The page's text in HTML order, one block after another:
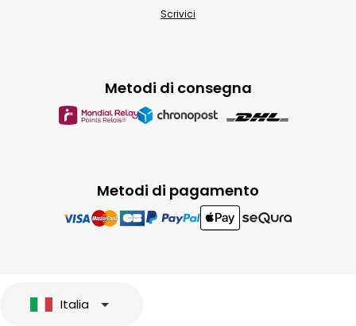
Metodi di pagamento
Metodi di consegna
Scrivici
Italia